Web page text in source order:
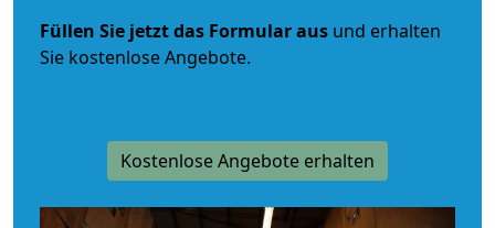
Füllen Sie jetzt das Formular aus und erhalten
Sie kostenlose Angebote.
Kostenlose Angebote erhalten